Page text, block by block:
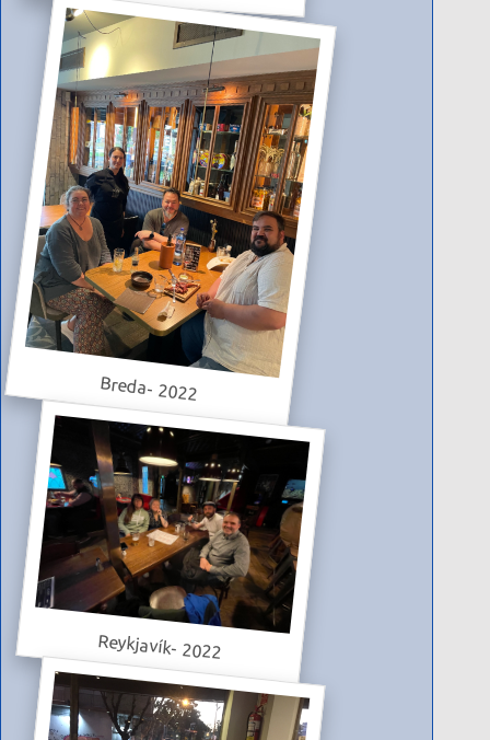
Breda- 2022
Reykjavík- 2022